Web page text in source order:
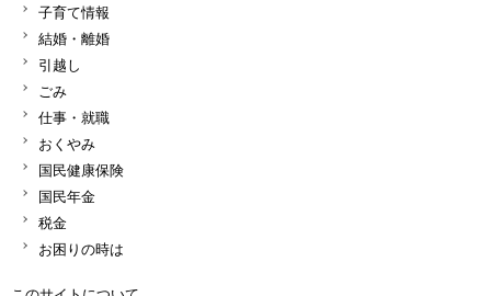
子育て情報
結婚・離婚
引越し
ごみ
仕事・就職
おくやみ
国民健康保険
国民年金
税金
お困りの時は